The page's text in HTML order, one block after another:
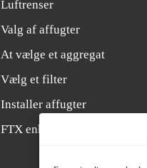
Luftrenser
Valg af affugter
At vælge et aggregat
Vælg et filter
Installer affugter
FTX enhed villa